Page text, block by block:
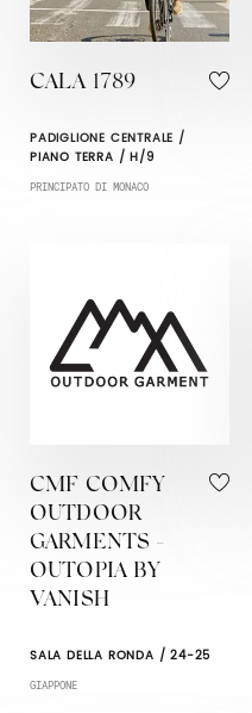
CALA 1789
PADIGLIONE CENTRALE /
PIANO TERRA / H/9
PRINCIPATO DI MONACO
CMF COMFY
OUTDOOR
GARMENTS -
OUTOPIA BY
VANISH
SALA DELLA RONDA / 24-25
GIAPPONE